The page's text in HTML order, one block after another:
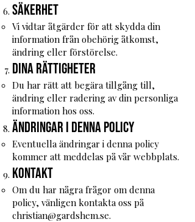
Säkerhet
Vi vidtar åtgärder för att skydda din
information från obehörig åtkomst,
ändring eller förstörelse.
Dina rättigheter
Du har rätt att begära tillgång till,
ändring eller radering av din personliga
information hos oss.
Ändringar i denna policy
Eventuella ändringar i denna policy
kommer att meddelas på vår webbplats.
Kontakt
Om du har några frågor om denna
policy, vänligen kontakta oss på
christian@gardshem.se.